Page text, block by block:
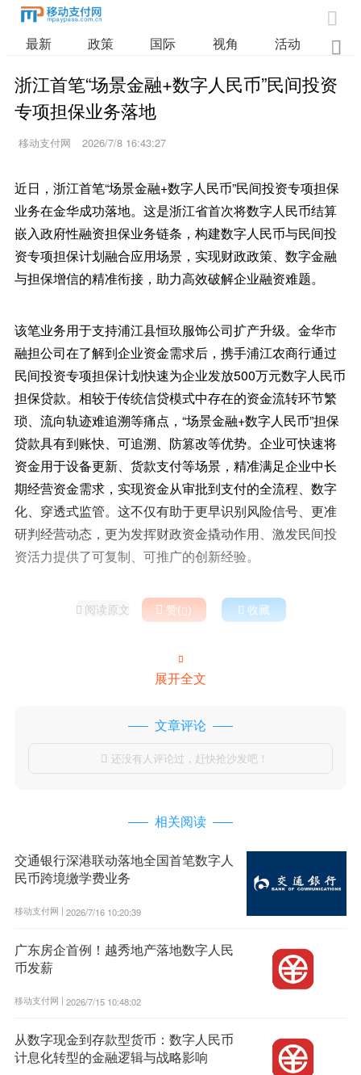

最新 政策 国际 视角 活动 业

浙江首笔“场景金融+数字人民币”民间投资
专项担保业务落地
移动支付网 2026/7/8 16:43:27
近日，浙江首笔“场景金融+数字人民币”民间投资专项担保
业务在金华成功落地。这是浙江省首次将数字人民币结算
嵌入政府性融资担保业务链条，构建数字人民币与民间投
资专项担保计划融合应用场景，实现财政政策、数字金融
与担保增信的精准衔接，助力高效破解企业融资难题。
该笔业务用于支持浦江县恒玖服饰公司扩产升级。金华市
融担公司在了解到企业资金需求后，携手浦江农商行通过
民间投资专项担保计划快速为企业发放500万元数字人民币
担保贷款。相较于传统信贷模式中存在的资金流转环节繁
琐、流向轨迹难追溯等痛点，“场景金融+数字人民币”担保
贷款具有到账快、可追溯、防篡改等优势。企业可快速将
资金用于设备更新、货款支付等场景，精准满足企业中长
期经营资金需求，实现资金从审批到支付的全流程、数字
化、穿透式监管。这不仅有助于更早识别风险信号、更准
研判经营动态，更为发挥财政资金撬动作用、激发民间投
资活力提供了可复制、可推广的创新经验。
 阅读原文  赞()  收藏

展开全文
文章评论
 还没有人评论过，赶快抢沙发吧！
相关阅读
交通银行深港联动落地全国首笔数字人
民币跨境缴学费业务
移动支付网 | 2026/7/16 10:20:39
广东房企首例！越秀地产落地数字人民
币发薪
移动支付网 | 2026/7/15 10:48:02
从数字现金到存款型货币：数字人民币
计息化转型的金融逻辑与战略影响